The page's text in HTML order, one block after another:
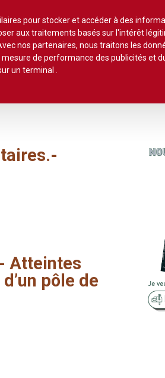
de l'immobilier
Etudes de texte Réponses
Baux
Baux
Copropriété
Domaine
- Atteintes
d’un pôle de
pour stocker et accéder à des
aux traitements basés sur l'intérêt
nos partenaires, nous traitons les
de performance des publicités et
un terminal